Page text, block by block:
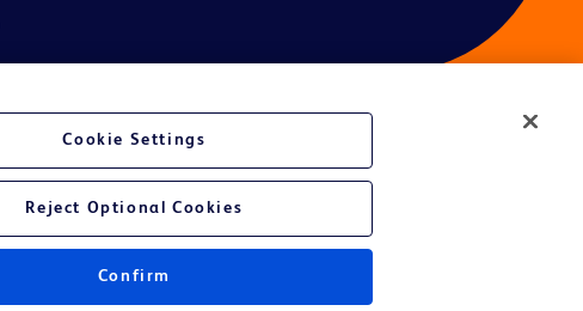
Cookie Settings
Reject Optional Cookies
Confirm